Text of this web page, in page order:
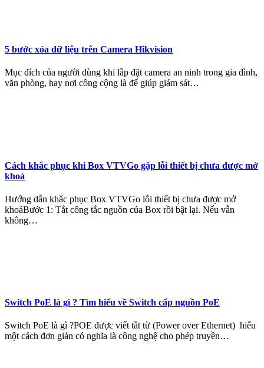
5 bước xóa dữ liệu trên Camera Hikvision
Mục đích của người dùng khi lắp đặt camera an ninh trong gia đình,
văn phòng, hay nơi công cộng là để giúp giám sát…
Cách khắc phục khi Box VTVGo gặp lỗi thiết bị chưa được mở
khoá
Hướng dẫn khắc phục Box VTVGo lỗi thiết bị chưa được mở
khoáBước 1: Tắt công tắc nguồn của Box rồi bật lại. Nếu vẫn
không…
Switch PoE là gì ? Tìm hiểu về Switch cấp nguồn PoE
Switch PoE là gì ?POE được viết tắt từ (Power over Ethernet) hiểu
một cách đơn giản có nghĩa là công nghệ cho phép truyền…